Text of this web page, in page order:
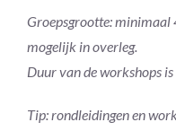
Groepsgrootte: minimaal
mogelijk in overleg.
Duur van de workshops
Tip: rondleidingen en